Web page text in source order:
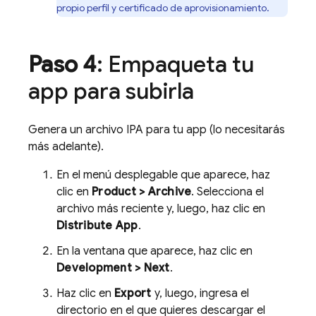
propio perfil y certificado de aprovisionamiento.
Paso 4: Empaqueta tu
app para subirla
Genera un archivo IPA para tu app (lo necesitarás
más adelante).
En el menú desplegable que aparece, haz
clic en Product > Archive. Selecciona el
archivo más reciente y, luego, haz clic en
Distribute App.
En la ventana que aparece, haz clic en
Development > Next.
Haz clic en Export y, luego, ingresa el
directorio en el que quieres descargar el